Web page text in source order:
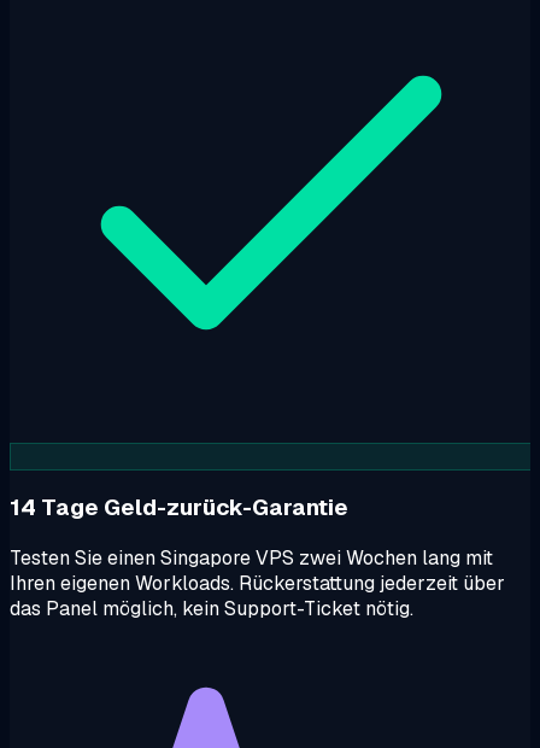
14 Tage Geld-zurück-Garantie
Testen Sie einen Singapore VPS zwei Wochen lang mit
Ihren eigenen Workloads. Rückerstattung jederzeit über
das Panel möglich, kein Support-Ticket nötig.